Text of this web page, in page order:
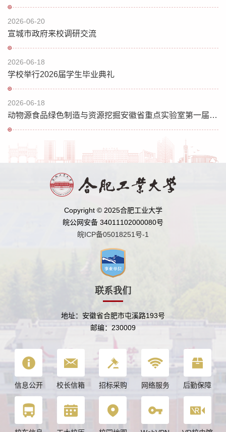
2026-06-20
宣城市政府来校调研交流
2026-06-18
学校举行2026届学生毕业典礼
2026-06-18
动物源食品绿色制造与资源挖掘安徽省重点实验室第一届学术委员会会议召开
Copyright © 2025合肥工业大学
皖公网安备 34011102000080号
皖ICP备05018251号-1
联系我们
地址：安徽省合肥市屯溪路193号
邮编：230009
信息公开 校长信箱 招标采购 网络服务 后勤保障